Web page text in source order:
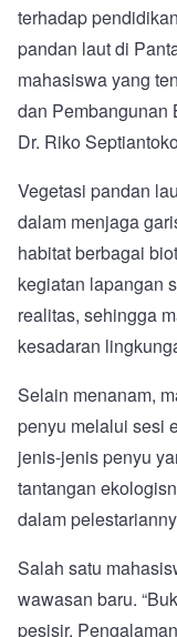
terhadap
pandan laut di
mahasiswa yang
dan Pembangunan
Dr. Riko
Vegetasi pandan
dalam menjaga
habitat berbagai
kegiatan lapangan
realitas, sehingga
kesadaran
Selain menanam,
penyu melalui sesi
jenis-jenis penyu
tantangan
dalam
Salah satu
wawasan baru.
pesisir.